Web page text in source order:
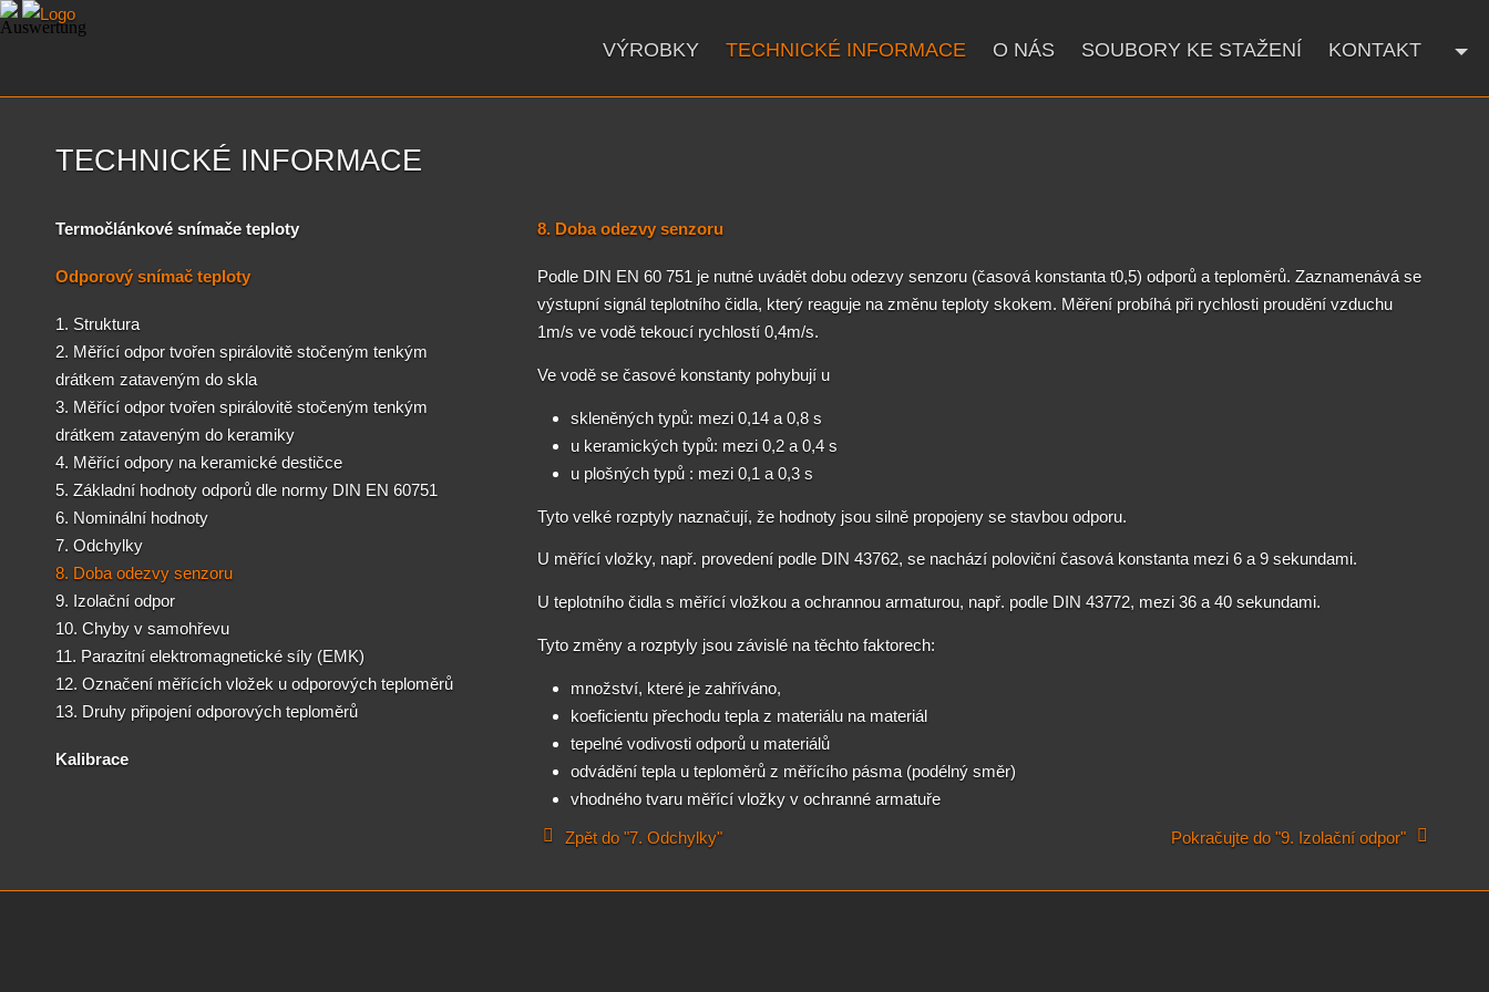
VÝROBKY TECHNICKÉ INFORMACE O NÁS SOUBORY KE STAŽENÍ KONTAKT
TECHNICKÉ INFORMACE
Termočlánkové snímače teploty
Odporový snímač teploty
1. Struktura
2. Měřící odpor tvořen spirálovitě stočeným tenkým
drátkem zataveným do skla
3. Měřící odpor tvořen spirálovitě stočeným tenkým
drátkem zataveným do keramiky
4. Měřící odpory na keramické destičce
5. Základní hodnoty odporů dle normy DIN EN 60751
6. Nominální hodnoty
7. Odchylky
8. Doba odezvy senzoru
9. Izolační odpor
10. Chyby v samohřevu
11. Parazitní elektromagnetické síly (EMK)
12. Označení měřících vložek u odporových teploměrů
13. Druhy připojení odporových teploměrů
Kalibrace
8. Doba odezvy senzoru
Podle DIN EN 60 751 je nutné uvádět dobu odezvy senzoru (časová konstanta t0,5) odporů a teploměrů. Zaznamenává se
výstupní signál teplotního čidla, který reaguje na změnu teploty skokem. Měření probíhá při rychlosti proudění vzduchu
1m/s ve vodě tekoucí rychlostí 0,4m/s.
Ve vodě se časové konstanty pohybují u
skleněných typů: mezi 0,14 a 0,8 s
u keramických typů: mezi 0,2 a 0,4 s
u plošných typů : mezi 0,1 a 0,3 s
Tyto velké rozptyly naznačují, že hodnoty jsou silně propojeny se stavbou odporu.
U měřící vložky, např. provedení podle DIN 43762, se nachází poloviční časová konstanta mezi 6 a 9 sekundami.
U teplotního čidla s měřící vložkou a ochrannou armaturou, např. podle DIN 43772, mezi 36 a 40 sekundami.
Tyto změny a rozptyly jsou závislé na těchto faktorech:
množství, které je zahříváno,
koeficientu přechodu tepla z materiálu na materiál
tepelné vodivosti odporů u materiálů
odvádění tepla u teploměrů z měřícího pásma (podélný směr)
vhodného tvaru měřící vložky v ochranné armatuře
Zpět do "7. Odchylky" Pokračujte do "9. Izolační odpor"